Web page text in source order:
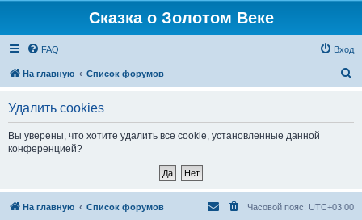
Сказка о Золотом Веке
FAQ Вход
На главную Список форумов
Удалить cookies
Вы уверены, что хотите удалить все cookie, установленные данной
конференцией?
На главную Список форумов Часовой пояс: UTC+03:00